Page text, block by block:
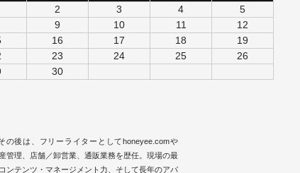
2 3 4
5
9 10 11
12
16 17 18
19
23 24 25
26
30
の後は、フリーライターとしてhoneyee.comや
管理、店舗／卸営業、通販業務を歴任。現場の最
ンテンツ・マネージメント力、そして長年のアパ